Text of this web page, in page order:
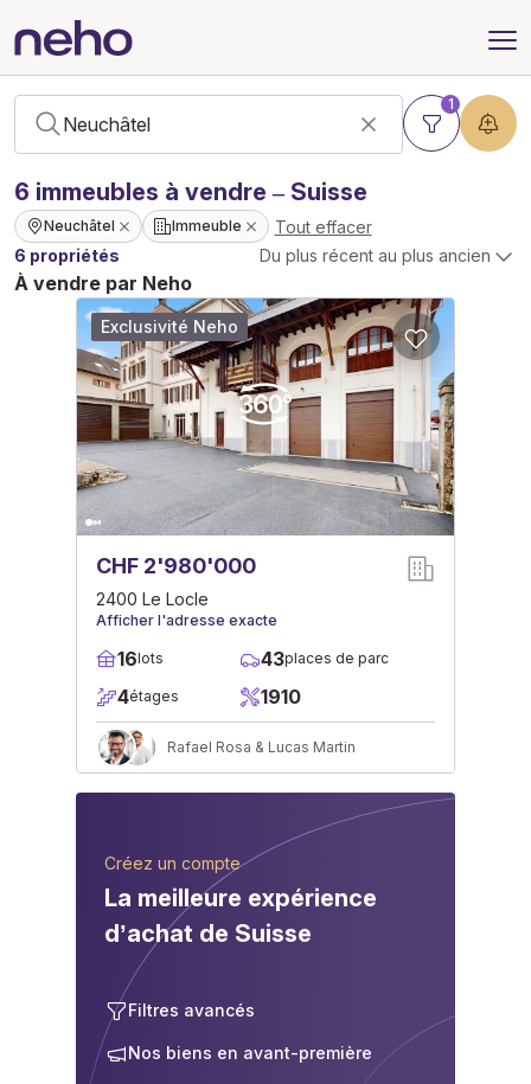
1
6 immeubles à vendre – Suisse
Neuchâtel Immeuble
Tout effacer
6 propriétés
Du plus récent au plus ancien
À vendre par Neho
CHF 2'980'000
2400 Le Locle
Afficher l'adresse exacte
16lots 43places de parc
4étages 1910
Rafael Rosa & Lucas Martin
Exclusivité Neho
Créez un compte
La meilleure expérience
d’achat de Suisse
Filtres avancés
Nos biens en avant-première